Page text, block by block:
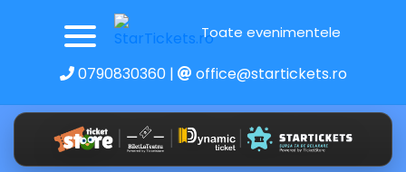
Toate evenimentele
0790830360| office@startickets.ro